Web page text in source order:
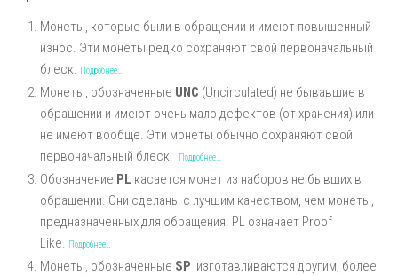
Монеты, которые были в обращении и имеют повышенный
износ. Эти монеты редко сохраняют свой первоначальный
блеск. Подробнее…
Монеты, обозначенные UNC (Uncirculated) не бывавшие в
обращении и имеют очень мало дефектов (от хранения) или
не имеют вообще. Эти монеты обычно сохраняют свой
первоначальный блеск.
Подробнее…
Обозначение PL касается монет из наборов не бывших в
обращении. Они сделаны с лучшим качеством, чем монеты,
предназначенных для обращения. PL означает Proof
Like. Подробнее…
Монеты, обозначенные SP изготавливаются другим, более